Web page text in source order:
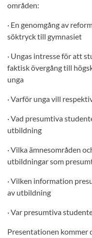
områden:
· En genomgång av
söktryck till gymnasiet
· Ungas intresse för att
faktisk övergång till
unga
· Varför unga vill
· Vad presumtiva
utbildning
· Vilka ämnesområden
utbildningar som
· Vilken information
av utbildning
· Var presumtiva
Presentationen kommer